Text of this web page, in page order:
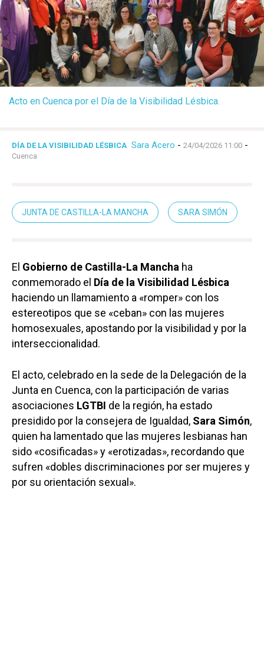
Acto en Cuenca por el Día de la Visibilidad Lésbica.
DÍA DE LA VISIBILIDAD LÉSBICA Sara Acero - 24/04/2026 11:00 -
Cuenca
JUNTA DE CASTILLA-LA MANCHA SARA SIMÓN
El Gobierno de Castilla-La Mancha ha
conmemorado el Día de la Visibilidad Lésbica
haciendo un llamamiento a «romper» con los
estereotipos que se «ceban» con las mujeres
homosexuales, apostando por la visibilidad y por la
interseccionalidad.
El acto, celebrado en la sede de la Delegación de la
Junta en Cuenca, con la participación de varias
asociaciones LGTBI de la región, ha estado
presidido por la consejera de Igualdad, Sara Simón,
quien ha lamentado que las mujeres lesbianas han
sido «cosificadas» y «erotizadas», recordando que
sufren «dobles discriminaciones por ser mujeres y
por su orientación sexual».